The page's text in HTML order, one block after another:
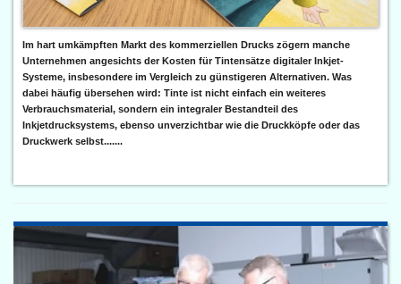
Im hart umkämpften Markt des kommerziellen Drucks zögern manche
Unternehmen angesichts der Kosten für Tintensätze digitaler Inkjet-
Systeme, insbesondere im Vergleich zu günstigeren Alternativen. Was
dabei häufig übersehen wird: Tinte ist nicht einfach ein weiteres
Verbrauchsmaterial, sondern ein integraler Bestandteil des
Inkjetdrucksystems, ebenso unverzichtbar wie die Druckköpfe oder das
Druckwerk selbst.......